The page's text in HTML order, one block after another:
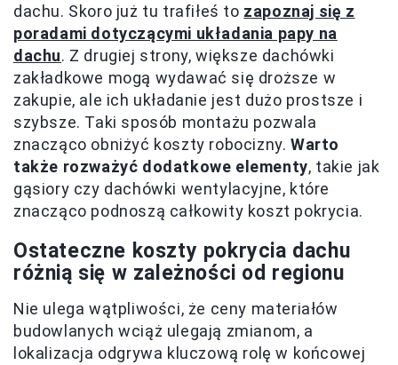
dachu. Skoro już tu trafiłeś to zapoznaj się z
poradami dotyczącymi układania papy na
dachu. Z drugiej strony, większe dachówki
zakładkowe mogą wydawać się droższe w
zakupie, ale ich układanie jest dużo prostsze i
szybsze. Taki sposób montażu pozwala
znacząco obniżyć koszty robocizny.Warto
także rozważyć dodatkowe elementy, takie jak
gąsiory czy dachówki wentylacyjne, które
znacząco podnoszą całkowity koszt pokrycia.
Ostateczne koszty pokrycia dachu
różnią się w zależności od regionu
Nie ulega wątpliwości, że ceny materiałów
budowlanych wciąż ulegają zmianom, a
lokalizacja odgrywa kluczową rolę w końcowej